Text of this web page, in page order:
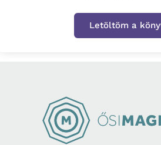
Letöltöm a